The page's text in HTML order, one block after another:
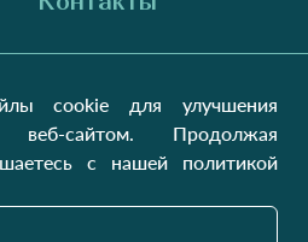
+380 (99) 387-81-50
Заказать звонок?
Пн-Пт 9:00 - 16:00
cookie для улучшения
веб-сайтом. Продолжая
с нашей политикой